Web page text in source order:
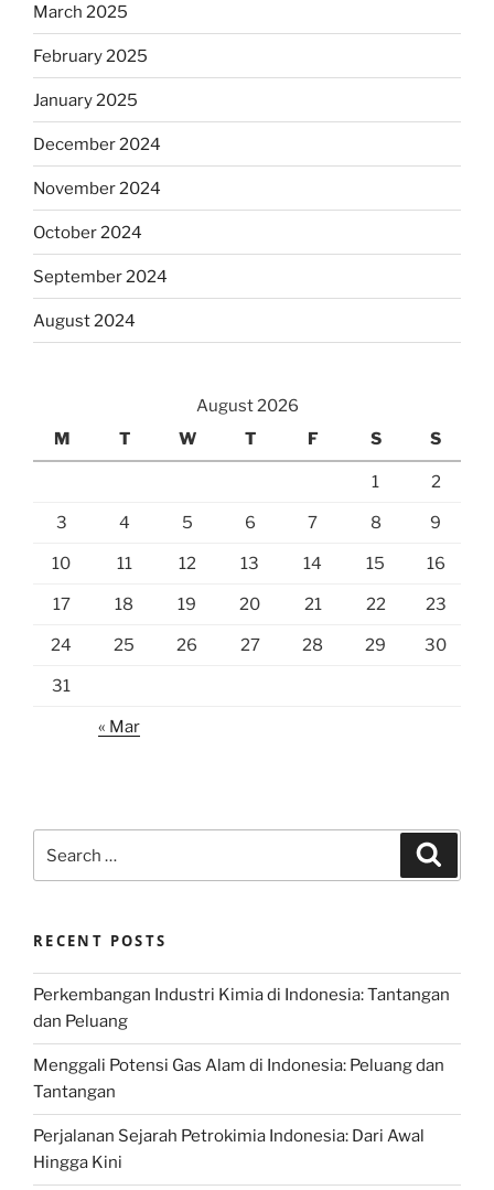
March 2025
February 2025
January 2025
December 2024
November 2024
October 2024
September 2024
August 2024
August 2026
M
T W T F S S
1 2
3 4 5 6 7 8 9
10 11 12 13 14 15 16
17 18 19 20 21 22 23
24 25 26 27 28 29 30
31
« Mar
for:
RECENT POSTS
Perkembangan Industri Kimia di Indonesia: Tantangan
dan Peluang
Menggali Potensi Gas Alam di Indonesia: Peluang dan
Tantangan
Perjalanan Sejarah Petrokimia Indonesia: Dari Awal
Hingga Kini